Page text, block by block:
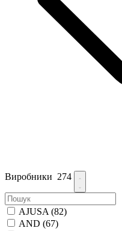
Виробники 274
AJUSA (82)
AND (67)